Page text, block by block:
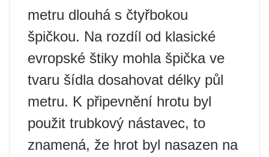
metru dlouhá s čtyřbokou
špičkou. Na rozdíl od klasické
evropské štiky mohla špička ve
tvaru šídla dosahovat délky půl
metru. K připevnění hrotu byl
použit trubkový nástavec, to
znamená, že hrot byl nasazen na